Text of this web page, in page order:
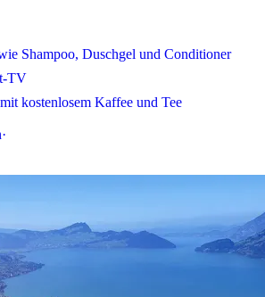
Shampoo, Duschgel und Conditioner
TV
kostenlosem Kaffee und Tee
·